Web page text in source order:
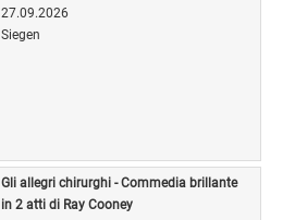
27.09.2026
Siegen
Gli allegri chirurghi - Commedia brillante
in 2 atti di Ray Cooney